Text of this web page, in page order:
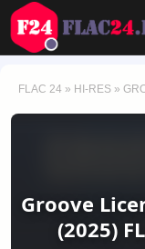
FLAC 24 » HI-RES »
Groove
(2025)